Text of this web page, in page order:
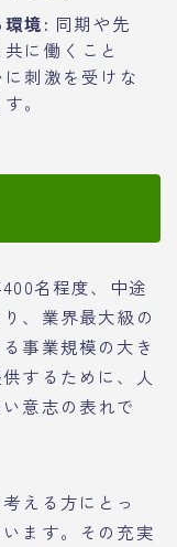
境: 同期や先
に働くこと
刺激を受けな
。
名程度、中途
、業界最大級の
事業規模の大き
するために、人
意志の表れで
える方にとっ
ます。その充実